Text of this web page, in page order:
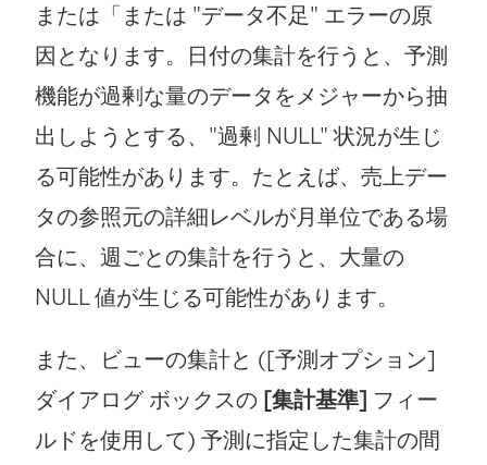
または「または "データ不足" エラーの原
因となります。日付の集計を行うと、予測
機能が過剰な量のデータをメジャーから抽
出しようとする、"過剰 NULL" 状況が生じ
る可能性があります。たとえば、売上デー
タの参照元の詳細レベルが月単位である場
合に、週ごとの集計を行うと、大量の
NULL 値が生じる可能性があります。
また、ビューの集計と ([予測オプション]
ダイアログ ボックスの [集計基準] フィー
ルドを使用して) 予測に指定した集計の間